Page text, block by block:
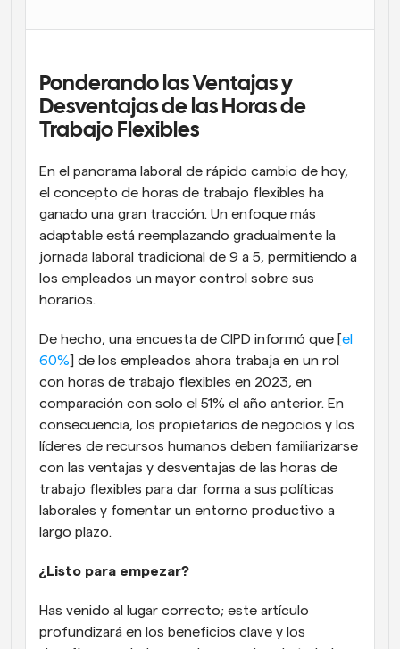
Programación potenciadda con llamadas
impulsadas por IA
Flujos de trabajo
Blog
Mantente al día con las últimas noticias y
actualizaciones
Reúnete con clientes en minutos
Enlaces de Grupo Dinámico
Reserva reuniones de forma fluida con varias personas
Webhooks
Recibe notificaciones cuando ocurra algo
Ponderando las Ventajas y
Desventajas de las Horas de
Trabajo Flexibles
En el panorama laboral de rápido cambio de hoy,
el concepto de horas de trabajo flexibles ha
ganado una gran tracción. Un enfoque más
adaptable está reemplazando gradualmente la
jornada laboral tradicional de 9 a 5, permitiendo a
los empleados un mayor control sobre sus
horarios.
De hecho, una encuesta de CIPD informó que [el
60%] de los empleados ahora trabaja en un rol
con horas de trabajo flexibles en 2023, en
comparación con solo el 51% el año anterior. En
consecuencia, los propietarios de negocios y los
líderes de recursos humanos deben familiarizarse
con las ventajas y desventajas de las horas de
trabajo flexibles para dar forma a sus políticas
laborales y fomentar un entorno productivo a
largo plazo.
¿Listo para empezar?
Has venido al lugar correcto; este artículo
profundizará en los beneficios clave y los